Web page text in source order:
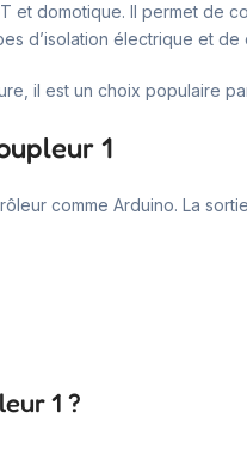
domotique. Il permet de
d’isolation électrique et
il est un choix populaire
1
comme Arduino. La
1 ?